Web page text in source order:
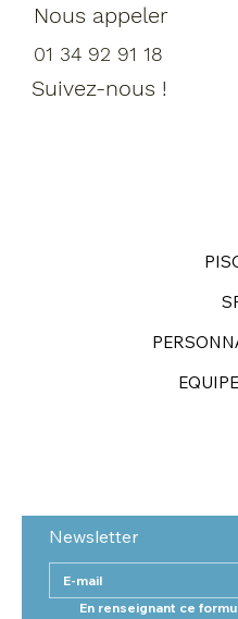
Nous appeler
01 34 92 91 18
Suivez-nous !
Newsletter
En renseignant ce